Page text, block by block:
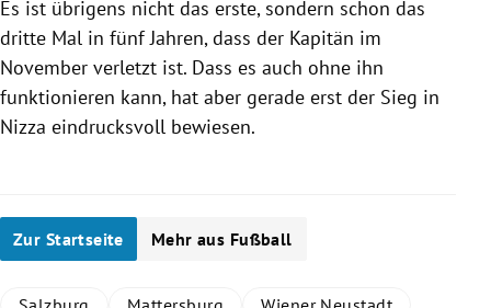
Es ist übrigens nicht das erste, sondern schon das
dritte Mal in fünf Jahren, dass der Kapitän im
November verletzt ist. Dass es auch ohne ihn
funktionieren kann, hat aber gerade erst der Sieg in
Nizza eindrucksvoll bewiesen.
Zur Startseite Mehr aus Fußball